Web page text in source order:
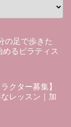
の足で歩きた
るピラティス
クター募集】
レッスン｜加